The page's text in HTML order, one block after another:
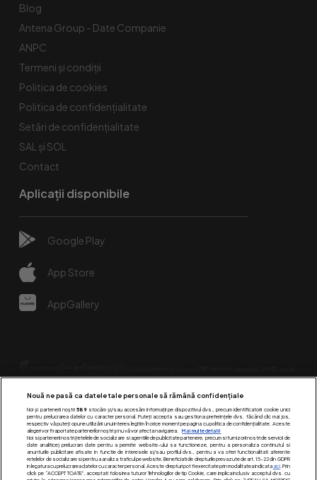
Blog
Antena Group - Date Companie
ANPC
Termeni și condiții
Politica de cookies
Politica de confidențialitate
Setări de confidențialitate
SAL și SOL
Contact
Aplicații disponibile
Google Play
App Store
AppGallery
Urmărește-ne pe:
Nouă ne pasă ca datele tale personale să rămână confidențiale
Noi și partenerii noștri 589stocăm și/sau accesăm informații pe dispozitivul dvs., precum identificatorii cookie unici
pentru prelucrarea datelor cu caracter personal. Puteți accepta sau gestiona preferințele dvs. făcând clic mai jos,
respectiv vă puteți opune utilizării unui interes legitim în orice moment pe pagina cu politica de confidențialitate. Aceste
alegeri vor fi raportate partenerilor noștri și nu vă vor afecta navigarea.
Mai multe detalii
Noi si partenerii nostri (retelele de socializare si agentiile de publicitate partenere, precum si furnizorii nostri de servicii de
date analitice) prelucram date pentru a permite website-ului sa functioneze, pentru a personaliza continutul si
anunturile publicitare afisate in functie de interesele si/sau profilul dvs., pentru a va oferi functionalitati aferente
retelelor de socializare si pentru a analiza traficul pe website. Beneficiati de drepturile prevazute de art. 15-22 din GDPR
in legatura cu prelucrarea datelor cu caracter personal. Aceste drepturi pot fi exercitate prin modalitatea indicataaici. Prin
click pe “ACCEPT TOATE”, acceptati folosirea tuturor Tehnologiilor de tip Cookie, care implica inclusiv acceptul dvs. cu